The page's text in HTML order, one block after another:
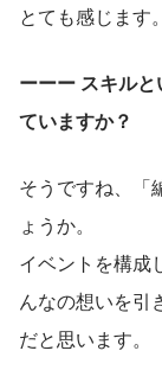
とても感じます。
ーーー スキル
ていますか？
そうですね、「
ょうか。
イベントを構成
んなの想いを引
だと思います。